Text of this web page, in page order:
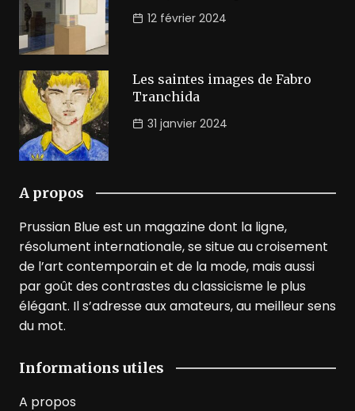
12 février 2024
Les saintes images de Fabro
Tranchida
31 janvier 2024
A propos
Prussian Blue est un magazine dont la ligne,
résolument internationale, se situe au croisement
de l’art contemporain et de la mode, mais aussi
par goût des contrastes du classicisme le plus
élégant. Il s’adresse aux amateurs, au meilleur sens
du mot.
Informations utiles
A propos